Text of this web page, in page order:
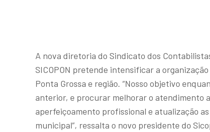
A nova diretoria do Sindicato dos
SICOPON pretende intensificar a
Ponta Grossa e região. “Nosso objetivo
anterior, e procurar melhorar o atendimento
aperfeiçoamento profissional e atualização
municipal”, ressalta o novo presidente do